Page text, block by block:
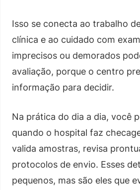
Isso se conecta ao trabalho
clínica e ao cuidado com
imprecisos ou demorados
avaliação, porque o centro
informação para decidir.
Na prática do dia a dia, você
quando o hospital faz
valida amostras, revisa
protocolos de envio. Esses
pequenos, mas são eles que